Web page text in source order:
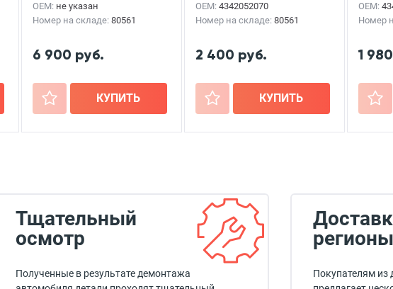
OEM: не указан
Номер на складе: 80561
6 900 руб.
+ КУПИТЬ
OEM: 4342052070
Номер на складе: 80561
2 400 руб.
+ КУПИТЬ
OEM:
Номер
1
+
Тщательный
осмотр
Полученные в результате демонтажа
регионы
Покупателям из